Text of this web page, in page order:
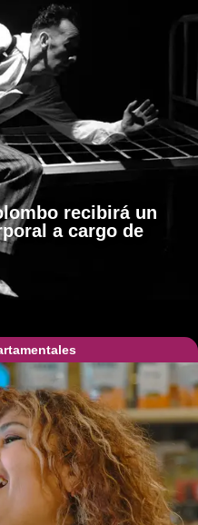
recibirá un
a cargo de